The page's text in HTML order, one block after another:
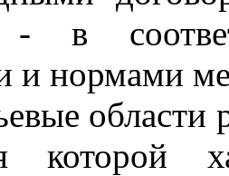
- в
и нормами
области